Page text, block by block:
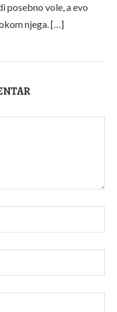
posebno vole, a evo
njega. […]